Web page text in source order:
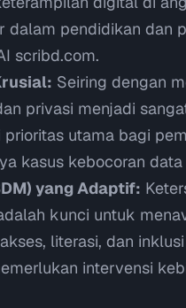
dalam pendidikan dan
scribd.com.
Seiring dengan
privasi menjadi
utama bagi
kasus kebocoran data
yang Adaptif:
kunci untuk
literasi, dan
intervensi